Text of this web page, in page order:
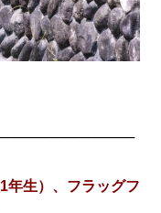
年生）、フラッグフ